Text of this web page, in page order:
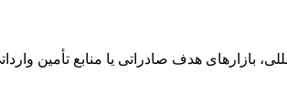
بازارهای هدف صادراتی یا منابع تأمین